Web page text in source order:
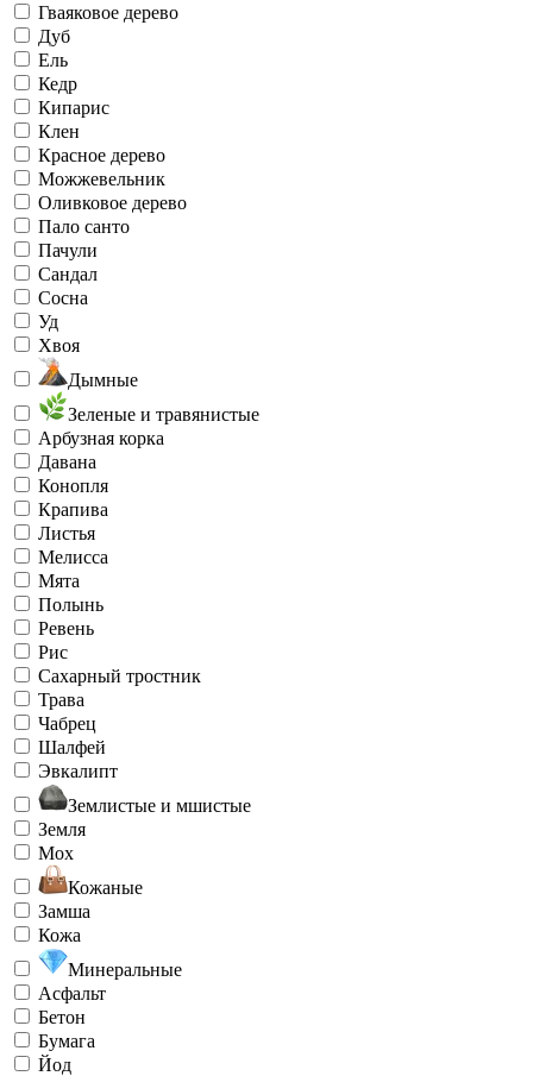
Гваяковое дерево
Дуб
Ель
Кедр
Кипарис
Клен
Красное дерево
Можжевельник
Оливковое дерево
Пало санто
Пачули
Сандал
Сосна
Уд
Хвоя
Дымные
Зеленые и травянистые
Арбузная корка
Давана
Конопля
Крапива
Листья
Мелисса
Мята
Полынь
Ревень
Рис
Сахарный тростник
Трава
Чабрец
Шалфей
Эвкалипт
Землистые и мшистые
Земля
Мох
Кожаные
Замша
Кожа
Минеральные
Асфальт
Бетон
Бумага
Йод